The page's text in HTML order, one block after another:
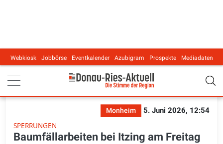
Main navigation
Webkiosk Jobbörse Eventkalender Azubigram Prospekte Mediadaten
Monheim
5. Juni 2026, 12:54
SPERRUNGEN
Baumfällarbeiten bei Itzing am Freitag